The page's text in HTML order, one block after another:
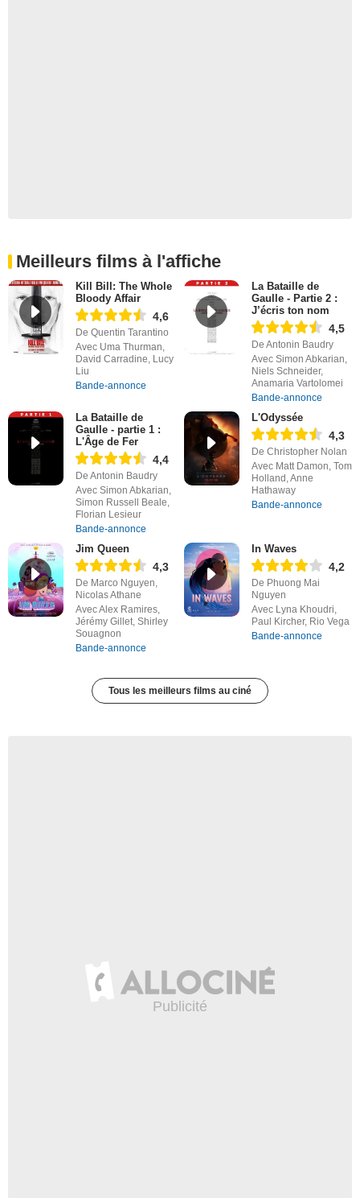
Meilleurs films à l'affiche
Kill Bill: The Whole
Bloody Affair
4,6
De Quentin Tarantino
Avec Uma Thurman,
David Carradine, Lucy
Liu
Bande-annonce
La Bataille de
Gaulle - Partie 2 :
J’écris ton nom
4,5
De Antonin Baudry
Avec Simon Abkarian,
Niels Schneider,
Anamaria Vartolomei
Bande-annonce
La Bataille de
Gaulle - partie 1 :
L'Âge de Fer
4,4
De Antonin Baudry
Avec Simon Abkarian,
Simon Russell Beale,
Florian Lesieur
Bande-annonce
L'Odyssée
4,3
De Christopher Nolan
Avec Matt Damon, Tom
Holland, Anne
Hathaway
Bande-annonce
Jim Queen
4,3
De Marco Nguyen,
Nicolas Athane
Avec Alex Ramires,
Jérémy Gillet, Shirley
Souagnon
Bande-annonce
In Waves
4,2
De Phuong Mai
Nguyen
Avec Lyna Khoudri,
Paul Kircher, Rio Vega
Bande-annonce
Tous les meilleurs films au ciné